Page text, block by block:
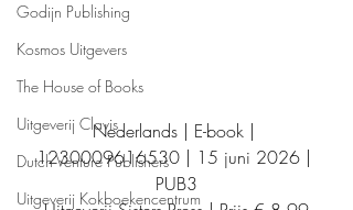
Godijn Publishing
Kosmos Uitgevers
The House of Books
Uitgeverij Clavis
Dutch Venture Publishers
Uitgeverij Kokboekencentrum
Nederlands | E-book |
1230009616530 | 15 juni 2026 |
PUB3